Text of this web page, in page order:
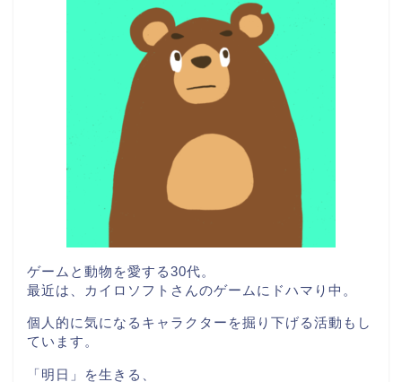
ゲームと動物を愛する30代。
最近は、カイロソフトさんのゲームにドハマり中。
個人的に気になるキャラクターを掘り下げる活動もし
ています。
「明日」を生きる、